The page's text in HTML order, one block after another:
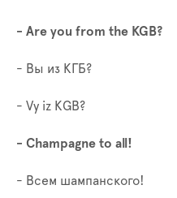
- Are you from the KGB?
- Вы из КГБ?
- Vy iz KGB?
- Champagne to all !
- Всем шампанского!